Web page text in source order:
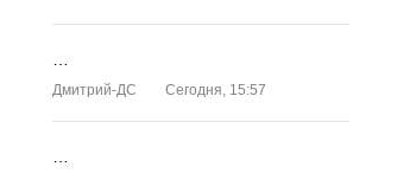
Дмитрий-ДС Сегодня, 15:57